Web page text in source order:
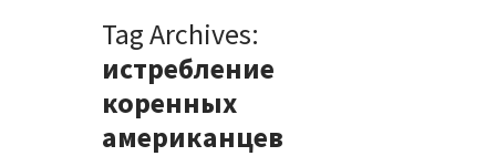
Tag Archives:
истребление
коренных
американцев